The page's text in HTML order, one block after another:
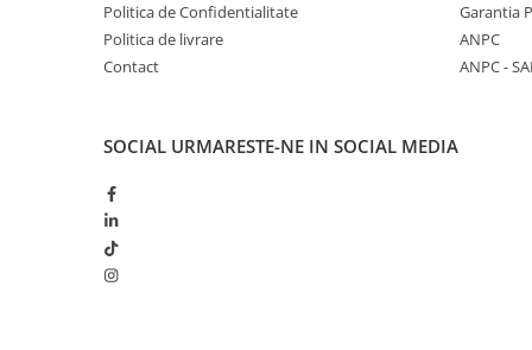
Prize de difuzor
Prize internet
Prize și fișe industriale
Politica de Confidentialitate
Politica de livrare
Contact
Garantia
ANPC
ANPC -
SOCIAL URMARESTE-NE IN SOCIAL MEDIA